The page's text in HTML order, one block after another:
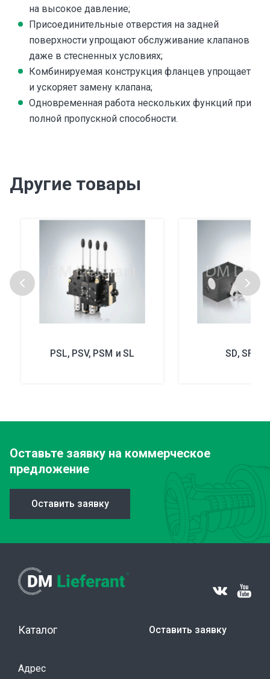
на высокое давление;
Присоединительные отверстия на задней
поверхности упрощают обслуживание клапанов
даже в стесненных условиях;
Комбинируемая конструкция фланцев упрощает
и ускоряет замену клапана;
Одновременная работа нескольких функций при
полной пропускной способности.
Другие товары
PSL, PSV, PSM и SL SD, SF и
Оставьте заявку на коммерческое
предложение
Оставить заявку
Каталог Оставить заявку
Адрес